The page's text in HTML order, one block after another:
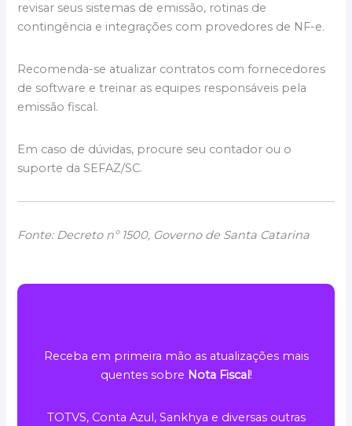
revisar seus sistemas de emissão, rotinas de
contingência e integrações com provedores de NF-e.
Recomenda-se atualizar contratos com fornecedores
de software e treinar as equipes responsáveis pela
emissão fiscal.
Em caso de dúvidas, procure seu contador ou o
suporte da SEFAZ/SC.
Fonte: Decreto nº 1500, Governo de Santa Catarina
Receba em primeira mão as atualizações mais
quentes sobre Nota Fiscal !
TOTVS, Conta Azul, Sankhya e diversas outras